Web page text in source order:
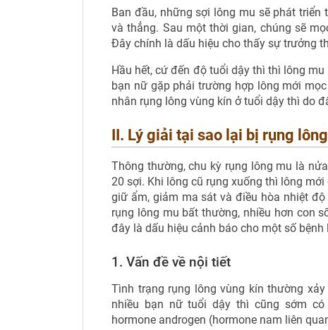
Ban đầu, những sợi lông mu sẽ phát
và thẳng. Sau một thời gian, chúng sẽ
Đây chính là dấu hiệu cho thấy sự trưởng
Hầu hết, cứ đến độ tuổi dậy thì thì lông
bạn nữ gặp phải trường hợp lông mới
nhân rụng lông vùng kín ở tuổi dậy thì do
II. Lý giải tại sao lại bị rụng
Thông thường, chu kỳ rụng lông mu là
20 sợi. Khi lông cũ rụng xuống thì lông
giữ ẩm, giảm ma sát và điều hòa nhiệt
rụng lông mu bất thường, nhiều hơn con
đây là dấu hiệu cảnh báo cho một số
1. Vấn đề về nội tiết
Tình trạng rụng lông vùng kín thường
nhiều bạn nữ tuổi dậy thì cũng sớm
hormone androgen (hormone nam liên